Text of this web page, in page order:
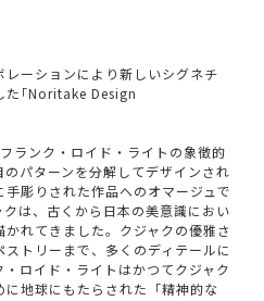
ーションにより新しいシグネチ
た｢Noritake Design
ランク・ロイド・ライトの象徴的
パターンを分解してデザインされ
彫りされた作品へのオマージュで
は、古くから日本の美意識におい
れてきました。クジャクの優雅さ
トリーまで、多くのディテールに
ロイド・ライトはかつてクジャク
地球にもたらされた「精神的な